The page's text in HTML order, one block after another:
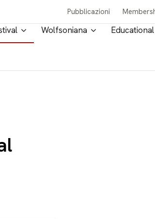
Pubblicazioni
Wolfsoniana Educational